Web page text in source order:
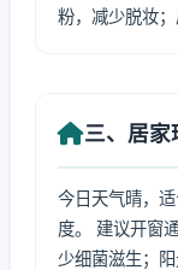
粉，减少脱妆
三、居家
今日天气晴，
度。 建议开窗
少细菌滋生；